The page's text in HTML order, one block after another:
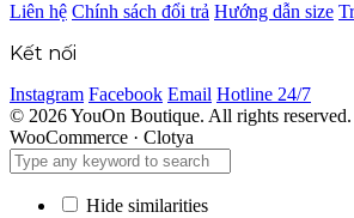
Liên hệ Chính sách đổi trả Hướng dẫn size
Kết nối
Instagram Facebook Email Hotline 24/7
© 2026 YouOn Boutique. All rights reserved.
WooCommerce · Clotya
Hide similarities